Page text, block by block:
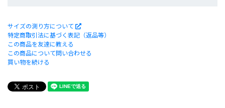
サイズの測り方について
特定商取引法に基づく表記（返品等）
この商品を友達に教える
この商品について問い合わせる
買い物を続ける